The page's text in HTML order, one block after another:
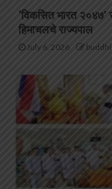
‘विकसित भारत २०४७’
हिमाचलचे राज्यपाल
July 6, 2026